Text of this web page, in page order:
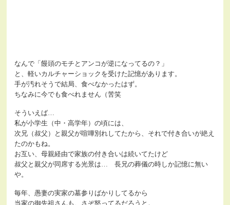
なんで「饅頭のモチとアンコが逆になってるの？」
と、軽いカルチャーショックを受けた記憶があります。
手が汚れそうで結局、食べなかったはず。
ちなみに今でも食べれません（苦笑
そういえば…
私が小学生（中・高学年）の頃には、
次兄（叔父）と親父が喧嘩別れしてたから、それで付き合いが絶え
たのかもね。
お互い、母親経由で家族の付き合いは続いてたけど
叔父と親父が同席する光景は… 長兄の葬儀の時しか記憶に無い
や。
毎年、愚妻の実家の墓参りばかりしてるから
当家の御先祖さんも、さぞ怒ってるだろうと。